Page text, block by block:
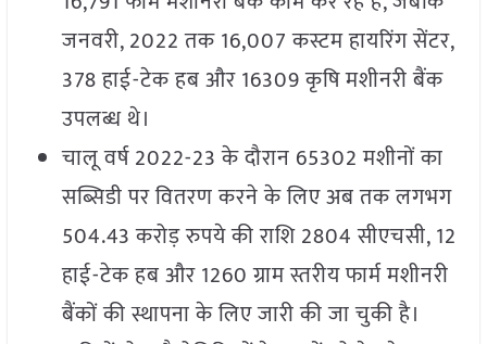
जनवरी, 2022 तक 16,007 कस्टम हायरिंग सेंटर,
378 हाई-टेक हब और 16309 कृषि मशीनरी बैंक
उपलब्ध थे।
चालू वर्ष 2022-23 के दौरान 65302 मशीनों का
सब्सिडी पर वितरण करने के लिए अब तक लगभग
504.43 करोड़ रुपये की राशि 2804 सीएचसी, 12
हाई-टेक हब और 1260 ग्राम स्तरीय फार्म मशीनरी
बैंकों की स्थापना के लिए जारी की जा चुकी है।